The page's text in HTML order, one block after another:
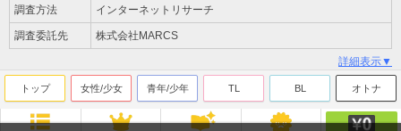
調査方法 インターネットリサーチ
調査委託先 株式会社MARCS
詳細表示▼
トップ 女性/少女 青年/少年 TL BL オトナ